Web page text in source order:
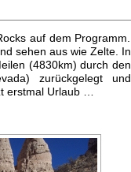
auf dem Programm.
sehen aus wie Zelte. In
(4830km) durch den
zurückgelegt und
erstmal Urlaub …